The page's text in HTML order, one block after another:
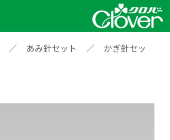
／ あみ針セット ／
かぎ針セッ